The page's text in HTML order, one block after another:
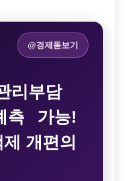
@경제돋보기
리부담
측 가능!
개편의